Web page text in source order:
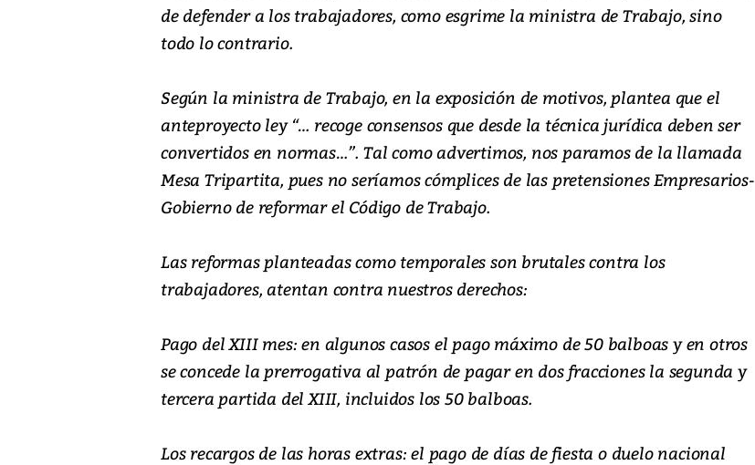
de defender a los trabajadores, como esgrime la ministra de Trabajo, sino
todo lo contrario.
Según la ministra de Trabajo, en la exposición de motivos, plantea que el
anteproyecto ley “… recoge consensos que desde la técnica jurídica deben ser
convertidos en normas…”. Tal como advertimos, nos paramos de la llamada
Mesa Tripartita, pues no seríamos cómplices de las pretensiones Empresarios-
Gobierno de reformar el Código de Trabajo.
Las reformas planteadas como temporales son brutales contra los
trabajadores, atentan contra nuestros derechos:
Pago del XIII mes: en algunos casos el pago máximo de 50 balboas y en otros
se concede la prerrogativa al patrón de pagar en dos fracciones la segunda y
tercera partida del XIII, incluidos los 50 balboas.
Los recargos de las horas extras: el pago de días de fiesta o duelo nacional